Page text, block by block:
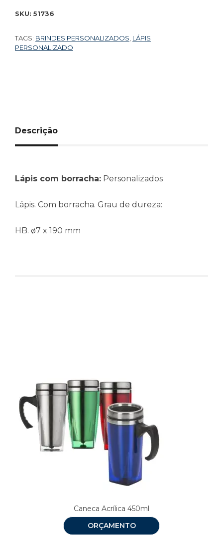
SKU: 51736
TAGS: BRINDES PERSONALIZADOS LÁPIS
PERSONALIZADO
Descrição
Lápis com borracha: Personalizados
Lápis. Com borracha. Grau de dureza:
HB. ø7 x 190 mm
Caneca Acrílica 450ml
ORÇAMENTO